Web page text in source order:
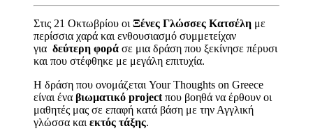
Στις 21 Οκτωβρίου οι Ξένες Γλώσσες Κατσέλη με
περίσσια χαρά και ενθουσιασμό συμμετείχαν
για δεύτερη φορά σε μια δράση που ξεκίνησε πέρυσι
και που στέφθηκε με μεγάλη επιτυχία.
Η δράση που ονομάζεται Your Thoughts on Greece
είναι ένα βιωματικό project που βοηθά να έρθουν οι
μαθητές μας σε επαφή κατά βάση με την Αγγλική
γλώσσα και εκτός τάξης.